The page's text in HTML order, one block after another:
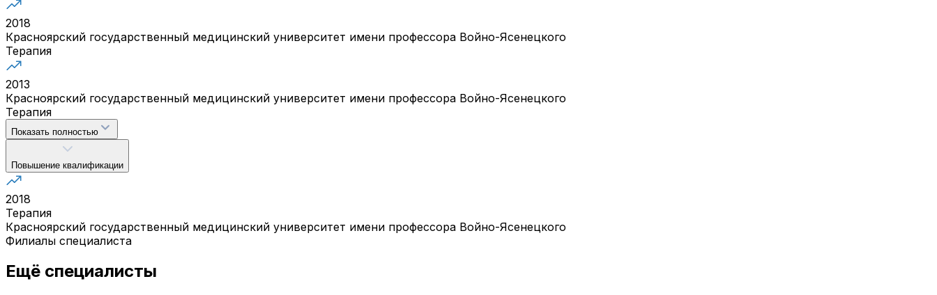
2018
Красноярский государственный медицинский университет имени профессора Войно-Ясенецкого
Терапия
2013
Красноярский государственный медицинский университет имени профессора Войно-Ясенецкого
Терапия
Показать полностью
Повышение квалификации
2018
Терапия
Красноярский государственный медицинский университет имени профессора Войно-Ясенецкого
Филиалы специалиста
Ещё специалисты